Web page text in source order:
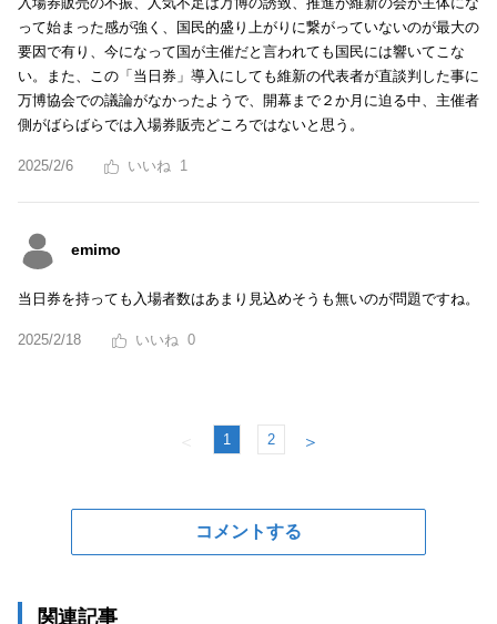
って始まった感が強く、国民的盛り上がりに繋がっていないのが最大の
要因で有り、今になって国が主催だと言われても国民には響いてこな
い。また、この「当日券」導入にしても維新の代表者が直談判した事に
万博協会での議論がなかったようで、開幕まで２か月に迫る中、主催者
側がばらばらでは入場券販売どころではないと思う。
2025/2/6 1
emimo
当日券を持っても入場者数はあまり見込めそうも無いのが問題ですね。
2025/2/18 0
＜ 1 2 ＞
コメントする
関連記事